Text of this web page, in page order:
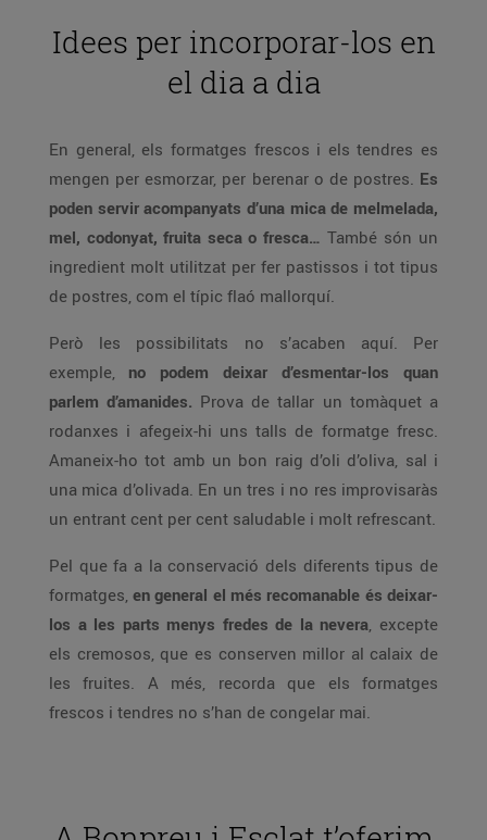
Idees per incorporar-los en
el dia a dia
En general, els formatges frescos i els tendres es
mengen per esmorzar, per berenar o de postres. Es
poden servir acompanyats d’una mica de melmelada,
mel, codonyat, fruita seca o fresca… També són un
ingredient molt utilitzat per fer pastissos i tot tipus
de postres, com el típic flaó mallorquí.
Però les possibilitats no s’acaben aquí. Per
exemple, no podem deixar d’esmentar-los quan
parlem d’amanides. Prova de tallar un tomàquet a
rodanxes i afegeix-hi uns talls de formatge fresc.
Amaneix-ho tot amb un bon raig d’oli d’oliva, sal i
una mica d’olivada. En un tres i no res improvisaràs
un entrant cent per cent saludable i molt refrescant.
Pel que fa a la conservació dels diferents tipus de
formatges, en general el més recomanable és deixar-
los a les parts menys fredes de la nevera, excepte
els cremosos, que es conserven millor al calaix de
les fruites. A més, recorda que els formatges
frescos i tendres no s’han de congelar mai.